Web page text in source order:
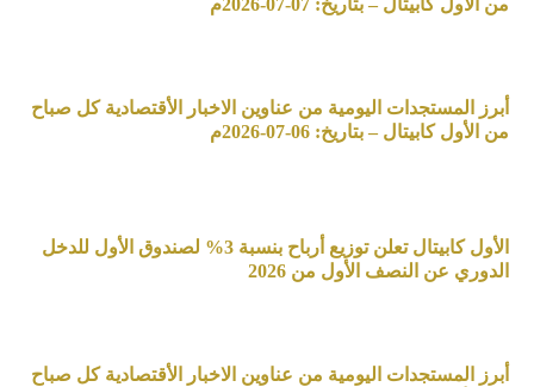
من الأول كابيتال – بتاريخ: 07-07-2026م
أبرز المستجدات اليومية من عناوين الاخبار الأقتصادية كل صباح
من الأول كابيتال – بتاريخ: 06-07-2026م
الأول كابيتال تعلن توزيع أرباح بنسبة 3% لصندوق الأول للدخل
الدوري عن النصف الأول من 2026
أبرز المستجدات اليومية من عناوين الاخبار الأقتصادية كل صباح